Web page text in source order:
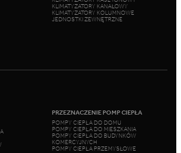
KLIMATYZATORY KANAŁOWY
KLIMATYZATORY KOLUMNOWE
JEDNOSTKI ZEWNĘTRZNE
PRZEZNACZENIE POMP CIEPŁA
POMPY CIEPŁA DO DOMU
POMPY CIEPŁA DO MIESZKANIA
POMPY CIEPŁA DO BUDYNKÓW
KOMERCYJNYCH
POMPY CIEPŁA PRZEMYSŁOWE